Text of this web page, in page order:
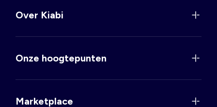
Over Kiabi
Onze hoogtepunten
Marketplace